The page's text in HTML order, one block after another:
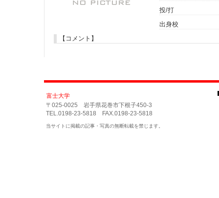
投/打
出身校
【コメント】
富士大学
〒025-0025 岩手県花巻市下根子450-3
TEL.0198-23-5818 FAX.0198-23-5818
当サイトに掲載の記事・写真の無断転載を禁じます。